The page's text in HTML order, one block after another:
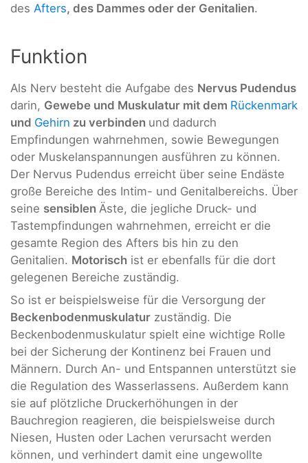
des Afters, des Dammes oder der Genitalien.
Funktion
Als Nerv besteht die Aufgabe des Nervus Pudendus
darin, Gewebe und Muskulatur mit dem Rückenmark
und Gehirn zu verbinden und dadurch
Empfindungen wahrnehmen, sowie Bewegungen
oder Muskelanspannungen ausführen zu können.
Der Nervus Pudendus erreicht über seine Endäste
große Bereiche des Intim- und Genitalbereichs. Über
seine sensiblen Äste, die jegliche Druck- und
Tastempfindungen wahrnehmen, erreicht er die
gesamte Region des Afters bis hin zu den
Genitalien. Motorisch ist er ebenfalls für die dort
gelegenen Bereiche zuständig.
So ist er beispielsweise für die Versorgung der
Beckenbodenmuskulatur zuständig. Die
Beckenbodenmuskulatur spielt eine wichtige Rolle
bei der Sicherung der Kontinenz bei Frauen und
Männern. Durch An- und Entspannen unterstützt sie
die Regulation des Wasserlassens. Außerdem kann
sie auf plötzliche Druckerhöhungen in der
Bauchregion reagieren, die beispielsweise durch
Niesen, Husten oder Lachen verursacht werden
können, und verhindert damit eine ungewollte